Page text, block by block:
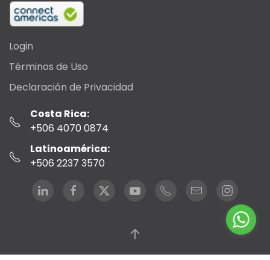
Login
Términos de Uso
Declaración de Privacidad
Costa Rica:
+506 4070 0874
Latinoamérica:
+506 2237 3570